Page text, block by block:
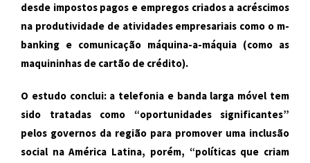
desde impostos pagos e empregos criados a acréscimos
na produtividade de atividades empresariais como o m-
banking e comunicação máquina-a-máquia (como as
maquininhas de cartão de crédito).
O estudo conclui: a telefonia e banda larga móvel tem
sido tratadas como “oportunidades significantes”
pelos governos da região para promover uma inclusão
social na América Latina, porém, “políticas que criam